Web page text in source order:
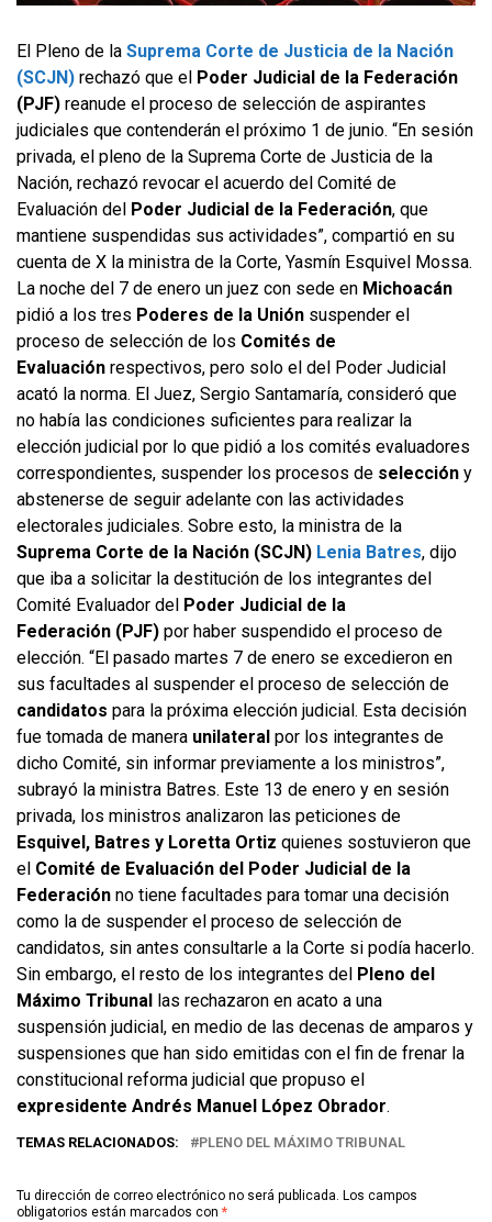
El Pleno de la Suprema Corte de Justicia de la Nación
(SCJN) rechazó que el Poder Judicial de la Federación
(PJF) reanude el proceso de selección de aspirantes
judiciales que contenderán el próximo 1 de junio. “En sesión
privada, el pleno de la Suprema Corte de Justicia de la
Nación, rechazó revocar el acuerdo del Comité de
Evaluación del Poder Judicial de la Federación, que
mantiene suspendidas sus actividades”, compartió en su
cuenta de X la ministra de la Corte, Yasmín Esquivel Mossa.
La noche del 7 de enero un juez con sede en Michoacán
pidió a los tres Poderes de la Unión suspender el
proceso de selección de los Comités de
Evaluación respectivos, pero solo el del Poder Judicial
acató la norma. El Juez, Sergio Santamaría, consideró que
no había las condiciones suficientes para realizar la
elección judicial por lo que pidió a los comités evaluadores
correspondientes, suspender los procesos de selección y
abstenerse de seguir adelante con las actividades
electorales judiciales. Sobre esto, la ministra de la
Suprema Corte de la Nación (SCJN) Lenia Batres, dijo
que iba a solicitar la destitución de los integrantes del
Comité Evaluador del Poder Judicial de la
Federación (PJF) por haber suspendido el proceso de
elección. “El pasado martes 7 de enero se excedieron en
sus facultades al suspender el proceso de selección de
candidatos para la próxima elección judicial. Esta decisión
fue tomada de manera unilateral por los integrantes de
dicho Comité, sin informar previamente a los ministros”,
subrayó la ministra Batres. Este 13 de enero y en sesión
privada, los ministros analizaron las peticiones de
Esquivel, Batres y Loretta Ortiz quienes sostuvieron que
el Comité de Evaluación del Poder Judicial de la
Federación no tiene facultades para tomar una decisión
como la de suspender el proceso de selección de
candidatos, sin antes consultarle a la Corte si podía hacerlo.
Sin embargo, el resto de los integrantes del Pleno del
Máximo Tribunal las rechazaron en acato a una
suspensión judicial, en medio de las decenas de amparos y
suspensiones que han sido emitidas con el fin de frenar la
constitucional reforma judicial que propuso el
expresidente Andrés Manuel López Obrador.
TEMAS RELACIONADOS: PLENO DEL MÁXIMO TRIBUNAL
Tu dirección de correo electrónico no será publicada. Los campos
obligatorios están marcados con *